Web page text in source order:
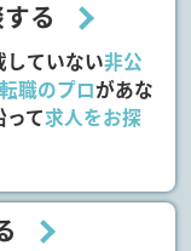
る
していない非公
転職のプロがあな
って求人をお探